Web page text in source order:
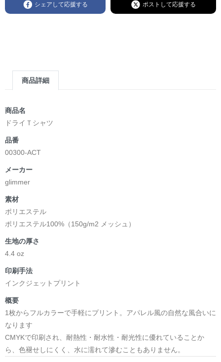
シェアして応援する ポストして応援する
商品詳細
商品名
ドライＴシャツ
品番
00300-ACT
メーカー
glimmer
素材
ポリエステル
ポリエステル100%（150g/m2 メッシュ）
生地の厚さ
4.4 oz
印刷手法
インクジェットプリント
概要
1枚からフルカラーで手軽にプリント。アパレル風の自然な風合いに
なります
CMYKで印刷され、耐熱性・耐水性・耐光性に優れていることか
ら、色褪せしにくく、水に濡れて滲むこともありません。